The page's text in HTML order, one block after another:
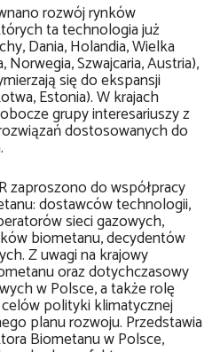
rozwój rynków
ta technologia już
Dania, Holandia, Wielka
Norwegia, Szwajcaria, Austria),
się do ekspansji
Estonia). W krajach
grupy interesariuszy z
dostosowanych do
zaproszono do współpracy
dostawców technologii,
sieci gazowych,
biometanu, decydentów
Z uwagi na krajowy
oraz dotychczasowy
w Polsce, a także rolę
polityki klimatycznej
planu rozwoju. Przedstawia
Biometanu w Polsce,